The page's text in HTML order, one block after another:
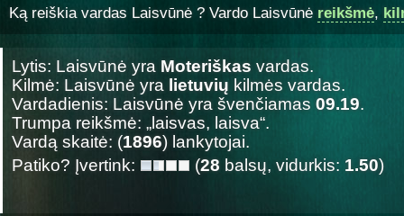
Ką reiškia vardas Laisvūnė ? Vardo Laisvūnė reikšmė,
Lytis: Laisvūnė yra Moteriškas vardas.
Kilmė: Laisvūnė yra lietuvių kilmės vardas.
Vardadienis: Laisvūnė yra švenčiamas 09.19.
Trumpa reikšmė: „laisvas, laisva“.
Vardą skaitė: (1896) lankytojai.
Patiko? Įvertink:
(28 balsų, vidurkis: 1.50)